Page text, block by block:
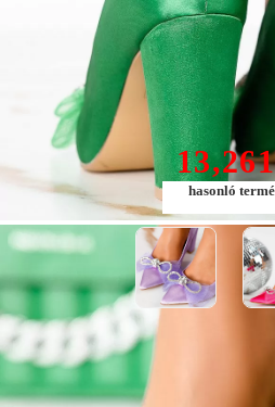
Rosalia Női Zöld
hasonló
Méret: